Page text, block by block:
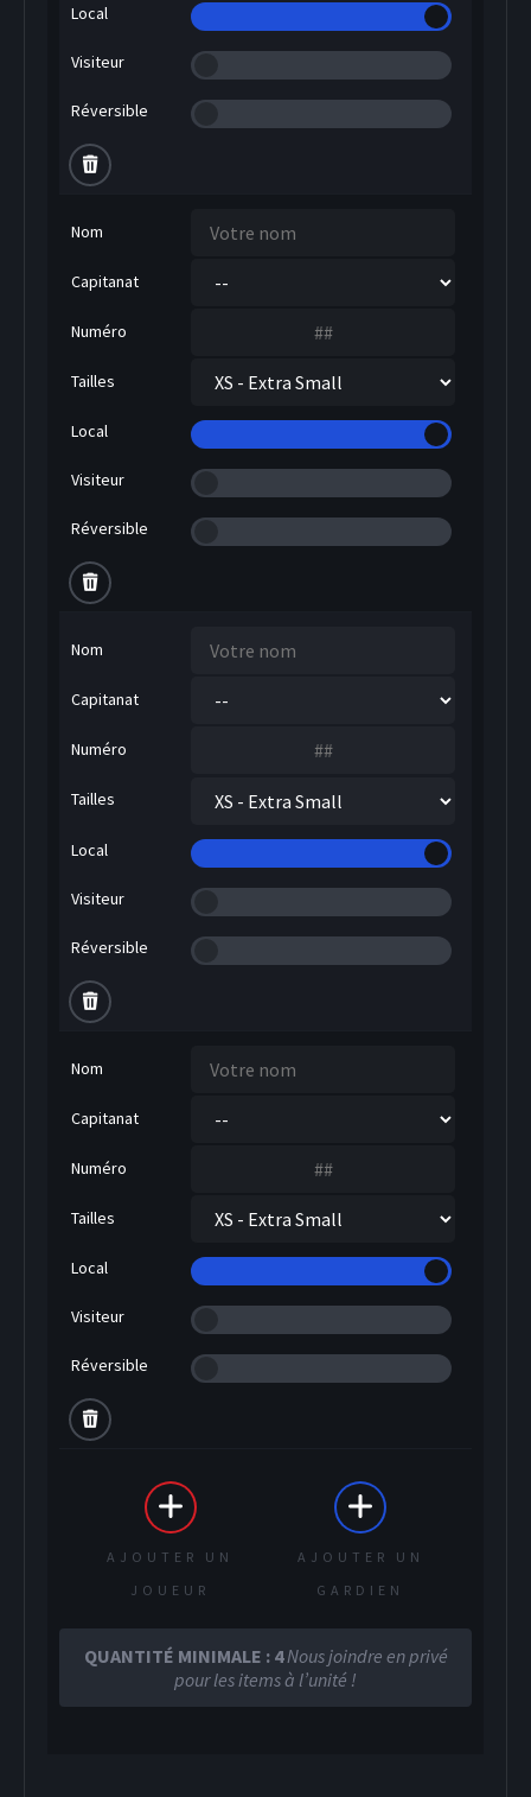
Local
Visiteur
Réversible
Nom
Capitanat
Numéro
Tailles
Local
Visiteur
Réversible
Nom
Capitanat
Numéro
Tailles
Local
Visiteur
Réversible
Nom
Capitanat
Numéro
Tailles
Local
Visiteur
Réversible
AJOUTER UN
JOUEUR
AJOUTER UN
GARDIEN
QUANTITÉ MINIMALE : 4Nous joindre en privé
pour les items à l’unité !